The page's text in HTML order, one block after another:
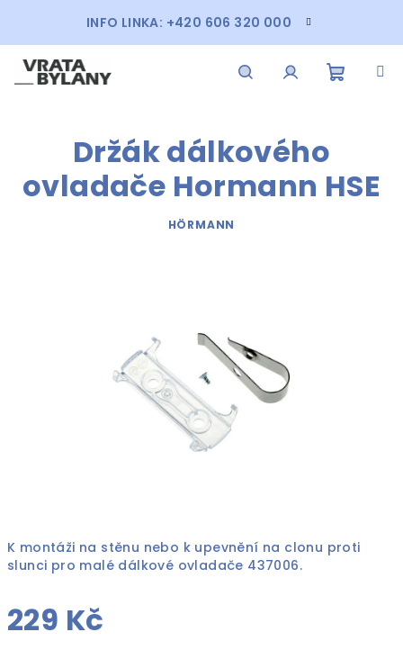
obsah
INFO LINKA: +420 606 320 000
K montáži na stěnu nebo k upevnění na clonu proti
slunci pro malé dálkové ovladače 437006.
229 Kč
Držák dálkového
ovladače Hormann HSE
HÖRMANN